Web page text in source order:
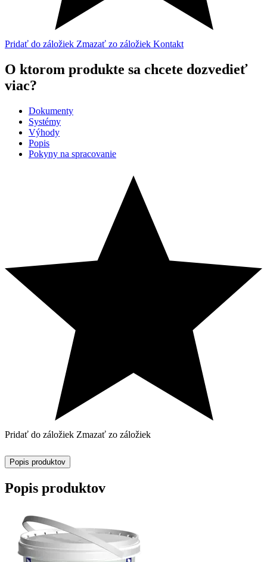
Pridať do záložiek Zmazať zo záložiek Kontakt
O ktorom produkte sa chcete dozvedieť
viac?
Dokumenty
Systémy
Výhody
Popis
Pokyny na spracovanie
Pridať do záložiek Zmazať zo záložiek
Popis produktov
Popis produktov